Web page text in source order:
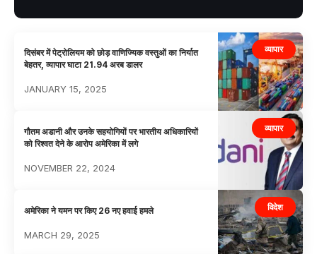
व्यापार
दिसंबर में पेट्रोलियम को छोड़ वाणिज्यिक वस्तुओं का निर्यात
बेहतर, व्यापार घाटा 21.94 अरब डालर
JANUARY 15, 2025
व्यापार
गौतम अडानी और उनके सहयोगियों पर भारतीय अधिकारियों
को रिश्वत देने के आरोप अमेरिका में लगे
NOVEMBER 22, 2024
विदेश
अमेरिका ने यमन पर किए 26 नए हवाई हमले
MARCH 29, 2025